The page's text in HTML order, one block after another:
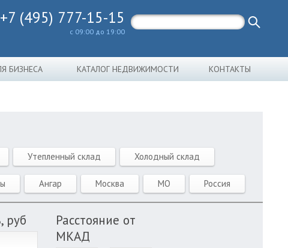
+7 (495) 777-15-15
с 09:00 до 19:00
БИЗНЕСА КАТАЛОГ НЕДВИЖИМОСТИ КОНТАКТЫ
Утепленный склад Холодный склад
Ангар Москва МО Россия
руб
Расстояние от
МКАД